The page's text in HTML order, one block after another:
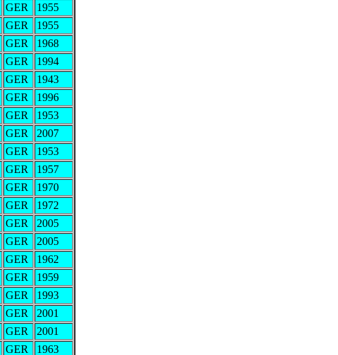
GER
1955
GER
1955
GER
1968
GER
1994
GER
1943
GER
1996
GER
1953
GER
2007
GER
1953
GER
1957
GER
1970
GER
1972
GER
2005
GER
2005
GER
1962
GER
1959
GER
1993
GER
2001
GER
2001
GER 1963